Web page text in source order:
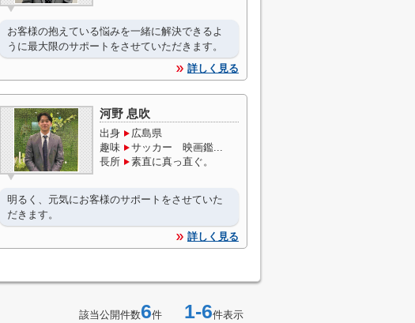
お客様の抱えている悩みを一緒に解決できるよ
うに最大限のサポートをさせていただきます。
詳しく見る
河野 息吹
出身
広島県
趣味
サッカー 映画鑑...
長所
素直に真っ直ぐ。
明るく、元気にお客様のサポートをさせていた
だきます。
詳しく見る
該当公開件数6件 1-6件表示